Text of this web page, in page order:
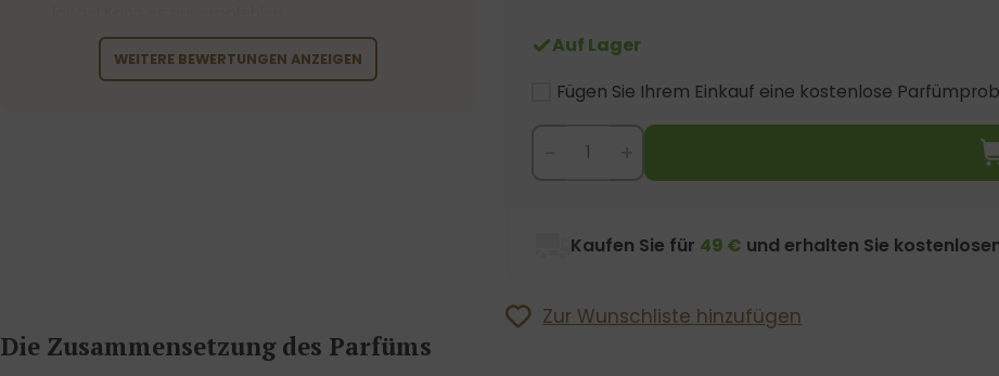
WEITERE BEWERTUNGEN ANZEIGEN
Auf Lager
Fügen Sie Ihrem Einkauf eine kostenlose
Kaufen Sie für 49 € und erhalten Sie
Zur Wunschliste hinzufügen
Die Zusammensetzung des Parfüms